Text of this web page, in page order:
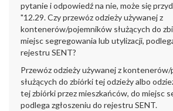
pytanie i odpowiedź na nie, może się
"12.29. Czy przewóz odzieży używanej z
kontenerów/pojemników służących do
miejsc segregowania lub utylizacji,
rejestru SENT?
Przewóz odzieży używanej zkontenerów/
służących do zbiórki tej odzieży albo
tej zbiórki przez mieszkańców, do miejsc
podlega zgłoszeniu do rejestru SENT.